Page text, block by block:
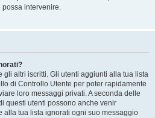
possa intervenire.
gli altri iscritti. Gli utenti aggiunti alla tua lista
di Controllo Utente per poter rapidamente
loro messaggi privati. A seconda delle
questi utenti possono anche venir
alla tua lista ignorati ogni suo messaggio